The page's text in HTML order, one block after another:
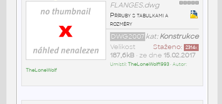
FLANGES.dwg
Příruby s tabulkami a
rozměry
kat:Konstrukce
DWG2007
Staženo: 2314x
Velikost
187,6kB• ze dne 15.02.2017
Umístil:TheLoneWolf1993• Autor:
TheLoneWolf